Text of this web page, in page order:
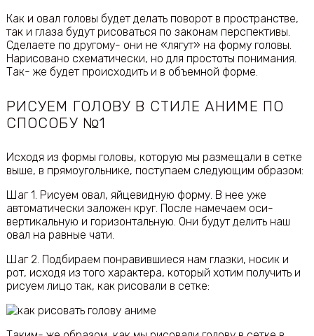
Как и овал головы будет делать поворот в пространстве,
так и глаза будут рисоваться по законам перспективы.
Сделаете по другому- они не «лягут» на форму головы.
Нарисовано схематически, но для простоты понимания.
Так- же будет происходить и в объемной форме.
РИСУЕМ ГОЛОВУ В СТИЛЕ АНИМЕ ПО
СПОСОБУ №1
Исходя из формы головы, которую мы размещали в сетке
выше, в прямоугольнике, поступаем следующим образом:
Шаг 1. Рисуем овал, яйцевидную форму. В нее уже
автоматически заложен круг. После намечаем оси-
вертикальную и горизонтальную. Они будут делить наш
овал на равные чати.
Шаг 2. Подбираем понравившиеся нам глазки, носик и
рот, исходя из того характера, который хотим получить и
рисуем лицо так, как рисовали в сетке: